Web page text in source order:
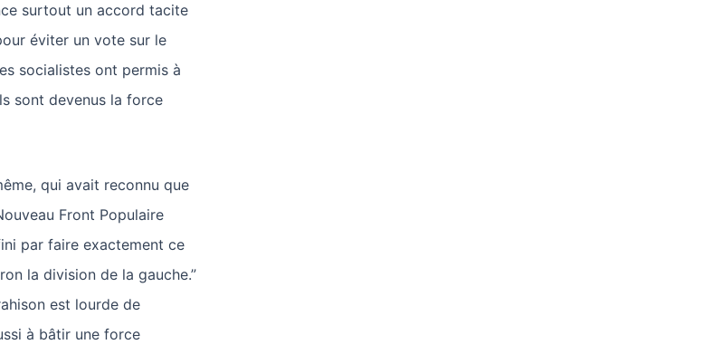
surtout un accord tacite
éviter un vote sur le
socialistes ont permis à
sont devenus la force
qui avait reconnu que
Front Populaire
par faire exactement ce
la division de la gauche.”
est lourde de
à bâtir une force